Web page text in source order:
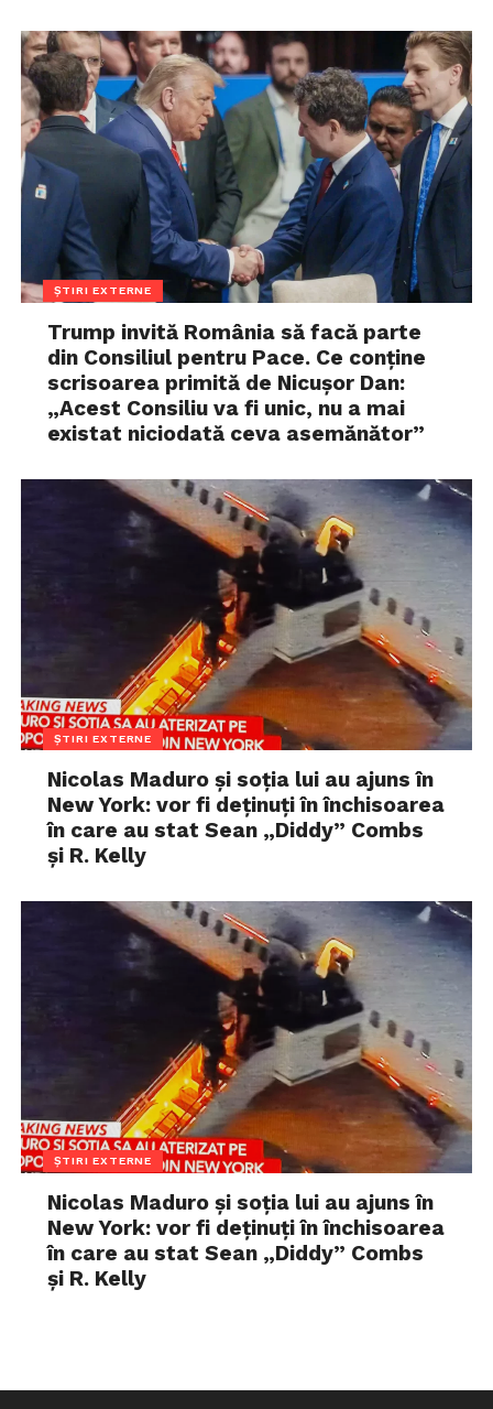
ȘTIRI EXTERNE
Trump invită România să facă parte
din Consiliul pentru Pace. Ce conține
scrisoarea primită de Nicușor Dan:
„Acest Consiliu va fi unic, nu a mai
existat niciodată ceva asemănător”
ȘTIRI EXTERNE
Nicolas Maduro și soția lui au ajuns în
New York: vor fi deținuți în închisoarea
în care au stat Sean „Diddy” Combs
și R. Kelly
ȘTIRI EXTERNE
Nicolas Maduro și soția lui au ajuns în
New York: vor fi deținuți în închisoarea
în care au stat Sean „Diddy” Combs
și R. Kelly